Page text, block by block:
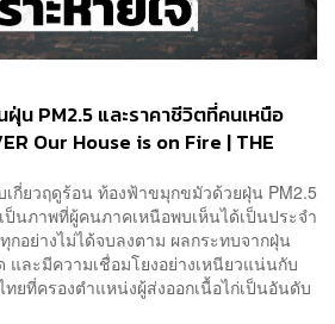
น PM2.5 และราคาชีวิตที่คนเหนือ
Our House is on Fire | THE
กี่ยวฤดูร้อน ท้องฟ้าขมุกขมัวด้วยฝุ่น PM2.5
นภาพที่ผู้คนภาคเหนือพบเห็นได้เป็นประจำ
กอย่างไม่ได้จบลงตาม ผลกระทบจากฝุ่น
และมีความเชื่อมโยงอย่างเหนียวแน่นกับ
ยที่ครองตำแหน่งผู้ส่งออกเนื้อไก่เป็นอันดับ